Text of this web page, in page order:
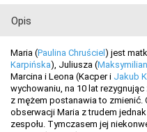
Opis
Maria (Paulina Chruściel ) jest
Karpińska), Juliusza (
Marcina i Leona (Kacper i Jakub
wychowaniu, na 10 lat
z mężem postanawia to zmienić.
obserwacji Maria z trudem
zespołu. Tymczasem jej